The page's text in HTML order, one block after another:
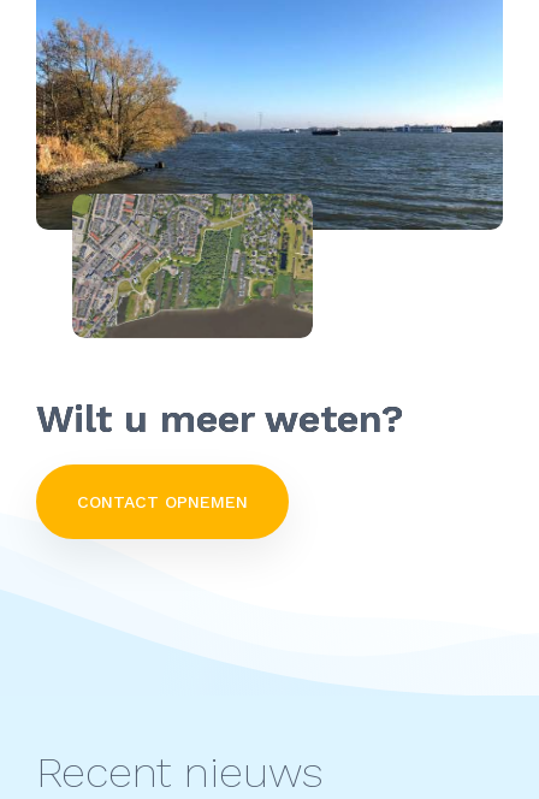
Wilt u meer weten?
CONTACT OPNEMEN
Recent nieuws